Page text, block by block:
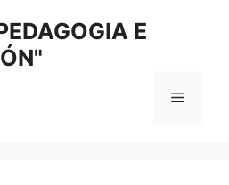
E
Menú